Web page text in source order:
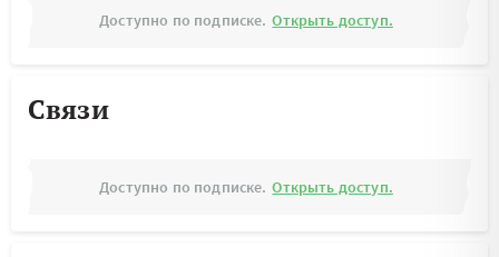
Доступно по подписке. Открыть доступ.
Связи
Доступно по подписке. Открыть доступ.